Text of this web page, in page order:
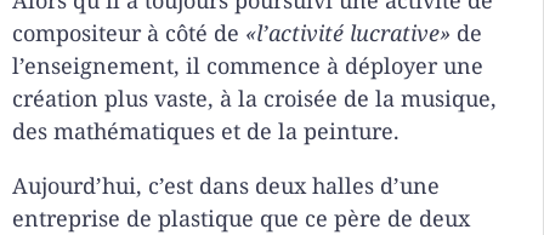
compositeur à côté de «l’activité lucrative» de
l’enseignement, il commence à déployer une
création plus vaste, à la croisée de la musique,
des mathématiques et de la peinture.
Aujourd’hui, c’est dans deux halles d’une
entreprise de plastique que ce père de deux